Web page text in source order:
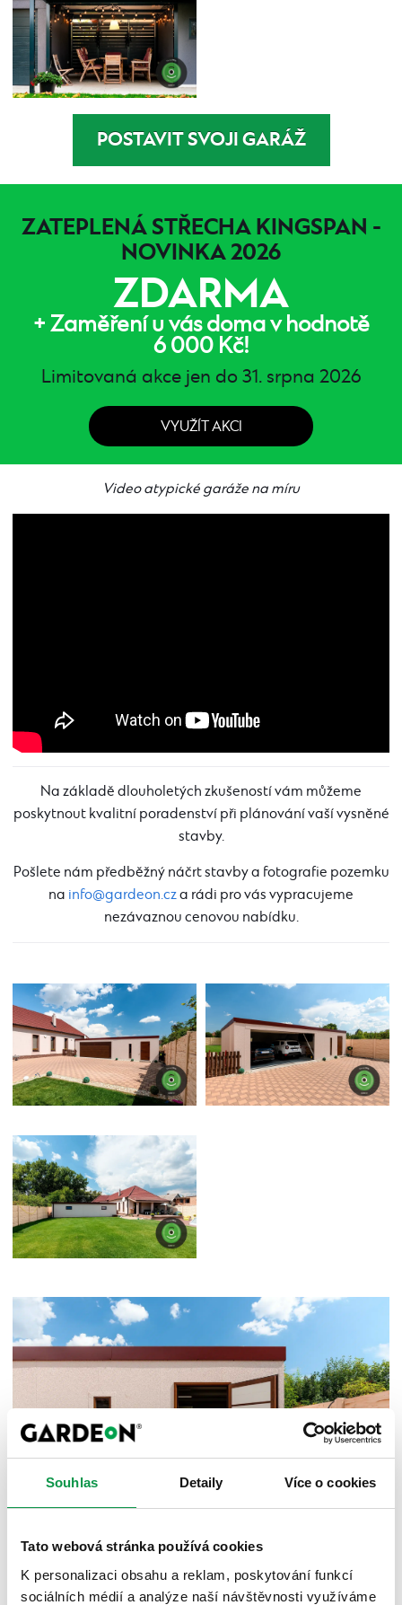
Souhlas Detaily Více o cookies
Tato webová stránka používá cookies
K personalizaci obsahu a reklam, poskytování funkcí
sociálních médií a analýze naší návštěvnosti využíváme
POSTAVIT SVOJI GARÁŽ
ZATEPLENÁ STŘECHA KINGSPAN -
NOVINKA 2026
ZDARMA
+ Zaměření u vás doma v hodnotě
6 000 Kč!
Limitovaná akce jen do 31. srpna 2026
VYUŽÍT AKCI
Video atypické garáže na míru
Na základě dlouholetých zkušeností vám můžeme
poskytnout kvalitní poradenství při plánování vaší vysněné
stavby.
Pošlete nám předběžný náčrt stavby a fotografie pozemku
na info@gardeon.cza rádi pro vás vypracujeme
nezávaznou cenovou nabídku.
Technická omezení